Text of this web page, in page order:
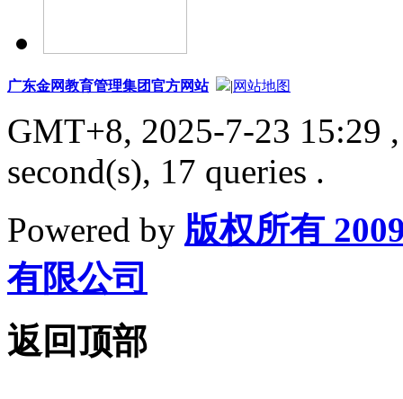
广东金网教育管理集团官方网站 |网站地图
GMT+8, 2025-7-23 15:29
second(s), 17 queries .
Powered by 版权所有
有限公司
返回顶部